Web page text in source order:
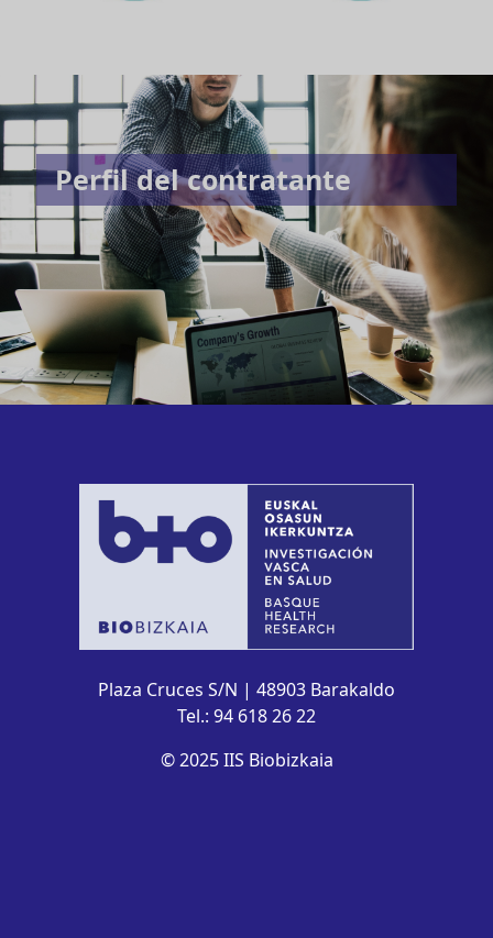
Perfil del contratante
Plaza Cruces S/N | 48903 Barakaldo
Tel.: 94 618 26 22
© 2025 IIS Biobizkaia